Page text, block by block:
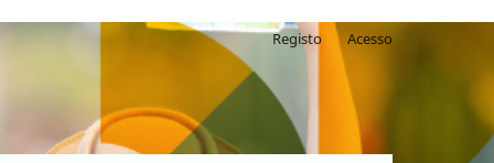
Registo Acesso